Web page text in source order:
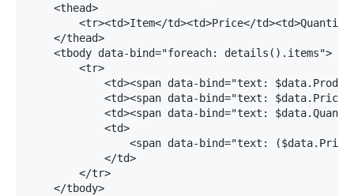
    <thead>
<tr><td>Item</td><td>Price</
    </thead>
    <tbody data-bind="foreach: details().items">
        <tr>
<td><span data-bind="text:
<td><span data-bind="text:
<td><span data-bind="text:
            <td>
<span data-bind="text:
            </td>
        </tr>
    </tbody>